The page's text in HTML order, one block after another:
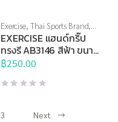
Exercise, Thai Sports Brand,
บริหารมือ,อุปกรณ์บริหารกาย
อุปกรณ์สุขภาพเพื่อผู้สูงวัย
EXERCISE แฮนด์กริ๊ป
ทรงรี AB3146 สีฟ้า ขนาด
30ปอนด์
฿250.00
3 Next